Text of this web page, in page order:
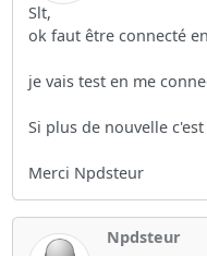
Slt,
ok faut être connecté
je vais test en me
Si plus de nouvelle
Merci Npdsteur
Npdsteur